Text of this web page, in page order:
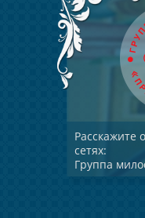
Расскажите
сетях:
Группа